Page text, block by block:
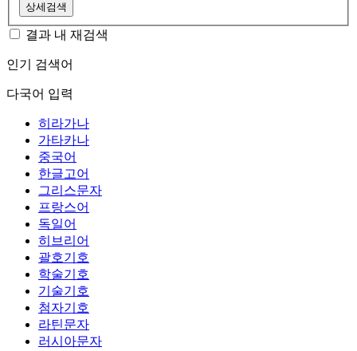
상세검색
결과 내 재검색
인기 검색어
다국어 입력
히라가나
가타카나
중국어
한글고어
그리스문자
프랑스어
독일어
히브리어
괄호기호
학술기호
기술기호
첨자기호
라틴문자
러시아문자